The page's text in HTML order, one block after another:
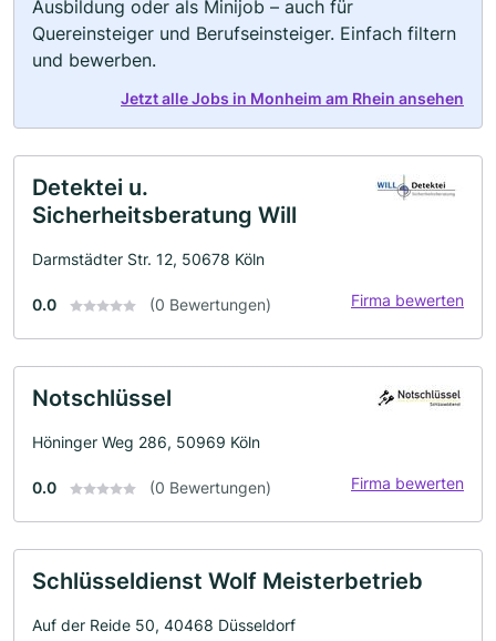
Ausbildung oder als Minijob – auch für
Quereinsteiger und Berufseinsteiger. Einfach filtern
und bewerben.
Jetzt alle Jobs in Monheim am Rhein ansehen
Detektei u.
Sicherheitsberatung Will
Darmstädter Str. 12, 50678 Köln
0.0 (0 Bewertungen) Firma bewerten
Notschlüssel
Höninger Weg 286, 50969 Köln
0.0 (0 Bewertungen) Firma bewerten
Schlüsseldienst Wolf Meisterbetrieb
Auf der Reide 50, 40468 Düsseldorf